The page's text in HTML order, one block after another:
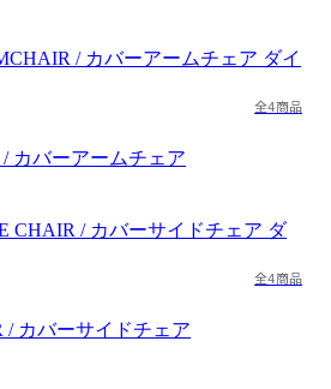
全4商品
カバーアームチェア
全4商品
/ カバーサイドチェア